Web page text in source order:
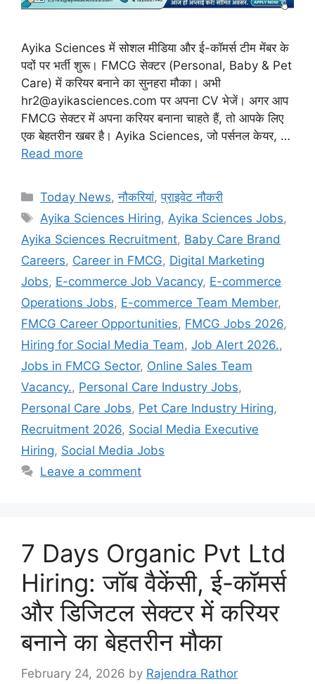
Ayika Sciences में सोशल मीडिया और ई-कॉमर्स टीम मेंबर के
पदों पर भर्ती शुरू। FMCG सेक्टर (Personal, Baby & Pet
Care) में करियर बनाने का सुनहरा मौका। अभी
hr2@ayikasciences.com पर अपना CV भेजें। अगर आप
FMCG सेक्टर में अपना करियर बनाना चाहते हैं, तो आपके लिए
एक बेहतरीन खबर है। Ayika Sciences, जो पर्सनल केयर, …
Read more
Categories
Today News,नौकरियां,प्राइवेट नौकरी
Tags
Ayika Sciences Hiring,Ayika Sciences Jobs,
Ayika Sciences Recruitment, Baby Care Brand
Careers, Career in FMCG, Digital Marketing
Jobs, E-commerce Job Vacancy, E-commerce
Operations Jobs, E-commerce Team Member,
FMCG Career Opportunities, FMCG Jobs 2026,
Hiring for Social Media Team, Job Alert 2026.,
Jobs in FMCG Sector, Online Sales Team
Vacancy., Personal Care Industry Jobs,
Personal Care Jobs, Pet Care Industry Hiring,
Recruitment 2026, Social Media Executive
Hiring, Social Media Jobs
Leave a comment
7 Days Organic Pvt Ltd
Hiring: जॉब वैकेंसी, ई-कॉमर्स
और डिजिटल सेक्टर में करियर
बनाने का बेहतरीन मौका
February 24, 2026 by Rajendra Rathor